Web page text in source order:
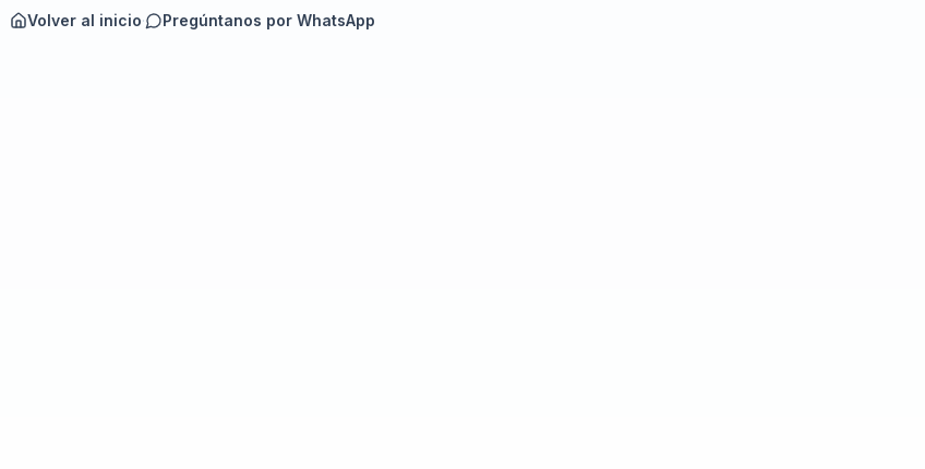
Volver al inicio· Pregúntanos por WhatsApp